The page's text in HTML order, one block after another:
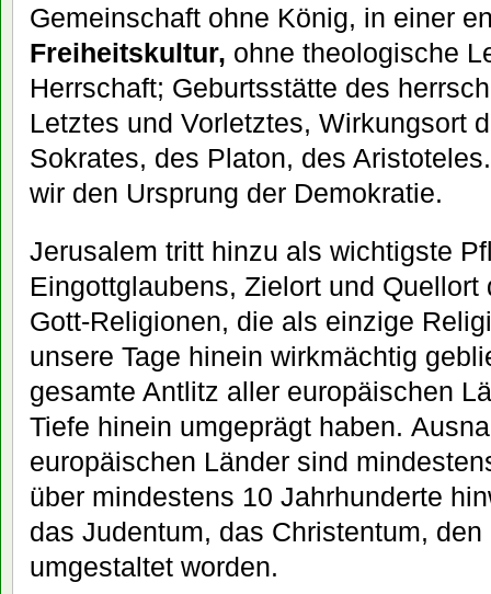
Gemeinschaft ohne König, in einer
Freiheitskultur, ohne theologische
Herrschaft; Geburtsstätte des
Letztes und Vorletztes, Wirkungsort
Sokrates, des Platon, des
wir den Ursprung der Demokratie.
Jerusalem tritt hinzu als wichtigste
Eingottglaubens, Zielort und Quellort
Gott-Religionen, die als einzige
unsere Tage hinein wirkmächtig
gesamte Antlitz aller europäischen
Tiefe hinein umgeprägt haben.
europäischen Länder sind
über mindestens 10 Jahrhunderte
das Judentum, das Christentum,
umgestaltet worden.